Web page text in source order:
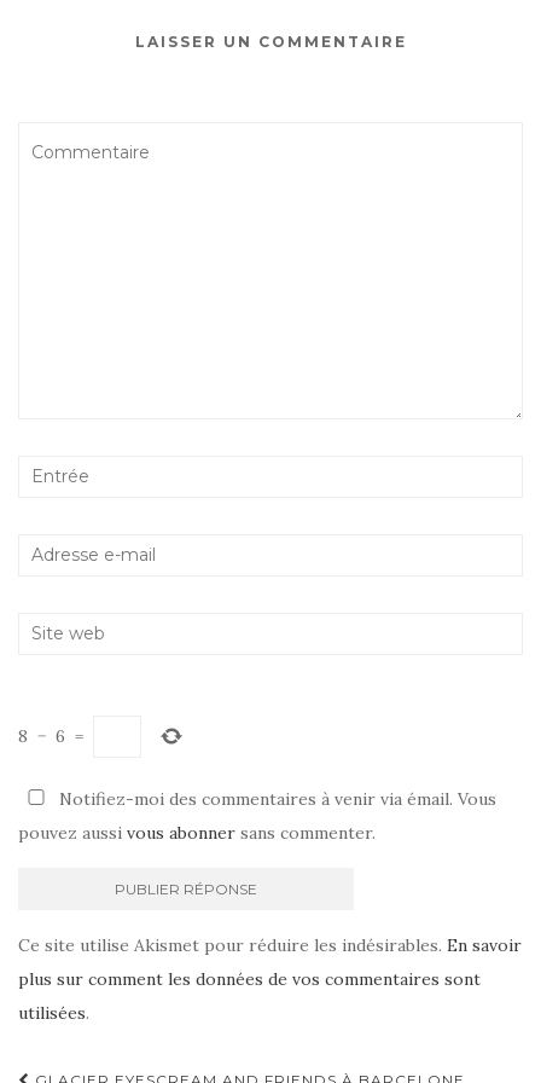
LAISSER UN COMMENTAIRE
8 − 6 =
Notifiez-moi des commentaires à venir via émail. Vous
pouvez aussi vous abonner sans commenter.
Ce site utilise Akismet pour réduire les indésirables. En savoir
plus sur comment les données de vos commentaires sont
utilisées.
GLACIER EYESCREAM AND FRIENDS À BARCELONE